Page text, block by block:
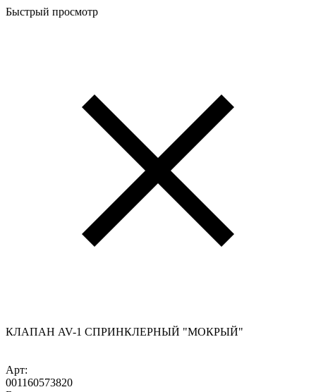
Быстрый просмотр
КЛАПАН AV-1 СПРИНКЛЕРНЫЙ "МОКРЫЙ"
Арт:
001160573820